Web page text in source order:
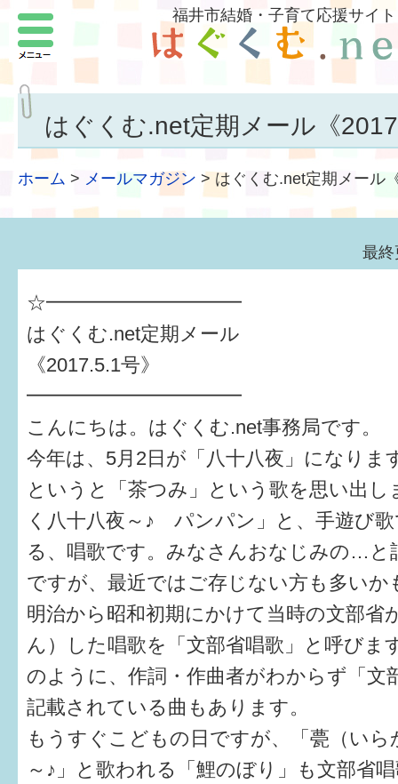
福井市結婚・子育て応援サイト
はぐくむ.net定期メール《
ホーム > メールマガジン > はぐくむ.net定期メール
最終
☆━━━━━━━━━━
はぐくむ.net定期メール
《2017.5.1号》
━━━━━━━━━━━
こんにちは。はぐくむ.net事務局です。
今年は、5月2日が「八十八夜」になりま
というと「茶つみ」という歌を思い出し
く八十八夜～♪ パンパン」と、手遊び
る、唱歌です。みなさんおなじみの…と
ですが、最近ではご存じない方も多いか
明治から昭和初期にかけて当時の文部省
ん）した唱歌を「文部省唱歌」と呼びま
のように、作詞・作曲者がわからず「文
記載されている曲もあります。
もうすぐこどもの日ですが、「甍（いら
～♪」と歌われる「鯉のぼり」も文部省
メニュー
結婚したい
子どもがほしい
子どもを育てよう
もしものときの緊急連絡先
届出・手当・助成
仲間づくり・遊び場
子どもを預けたい
入園・入学
相談したい
さまざまな支援
子育てカレンダー
妊娠
出産〜3か月